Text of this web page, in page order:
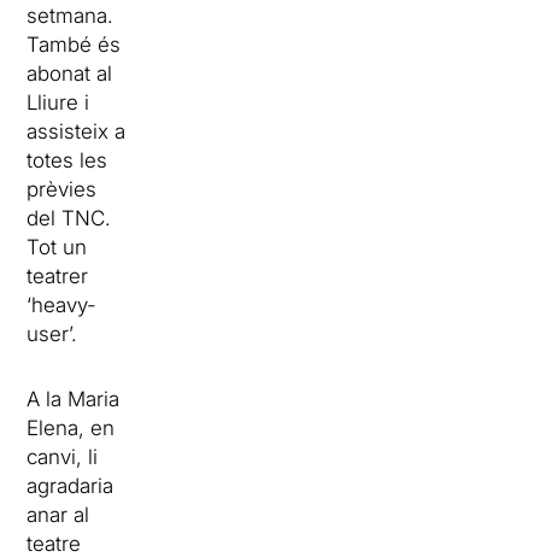
setmana.
També és
abonat al
Lliure i
assisteix a
totes les
prèvies
del TNC.
Tot un
teatrer
‘heavy-
user’.
A la Maria
Elena, en
canvi, li
agradaria
anar al
teatre